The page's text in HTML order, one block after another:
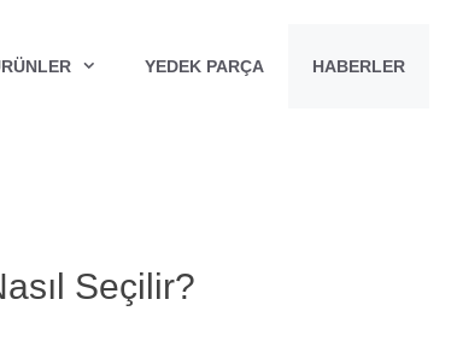
YEDEK PARÇA HABERLER
Seçilir?